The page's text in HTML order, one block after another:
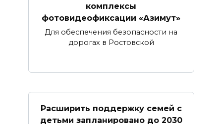
комплексы
фотовидеофиксации «Азимут»
Для обеспечения безопасности на
дорогах в Ростовской
Расширить поддержку семей с
детьми запланировано до 2030